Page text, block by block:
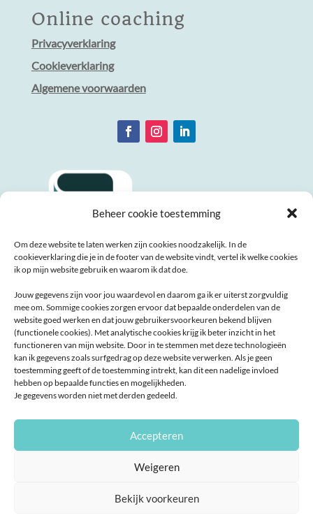
Beheer cookie toestemming
Om deze website te laten werken zijn cookies noodzakelijk. In de
cookieverklaring die je in de footer van de website vindt, vertel ik welke cookies
ik op mijn website gebruik en waarom ik dat doe.
Jouw gegevens zijn voor jou waardevol en daarom ga ik er uiterst zorgvuldig
mee om. Sommige cookies zorgen ervoor dat bepaalde onderdelen van de
website goed werken en dat jouw gebruikersvoorkeuren bekend blijven
(functionele cookies). Met analytische cookies krijg ik beter inzicht in het
functioneren van mijn website. Door in te stemmen met deze technologieën
kan ik gegevens zoals surfgedrag op deze website verwerken. Als je geen
toestemming geeft of de toestemming intrekt, kan dit een nadelige invloed
hebben op bepaalde functies en mogelijkheden.
Je gegevens worden niet met derden gedeeld.
Accepteren
Weigeren
Bekijk voorkeuren
Online coaching
Privacyverklaring
Cookieverklaring
Algemene voorwaarden